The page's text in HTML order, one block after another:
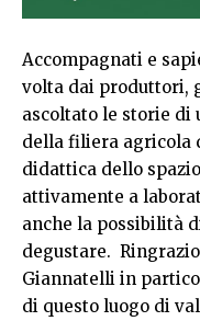
Accompagnati e
volta dai produttori,
ascoltato le storie di
della filiera agricola
didattica dello
attivamente a
anche la possibilità
degustare.
Giannatelli in
di questo luogo di